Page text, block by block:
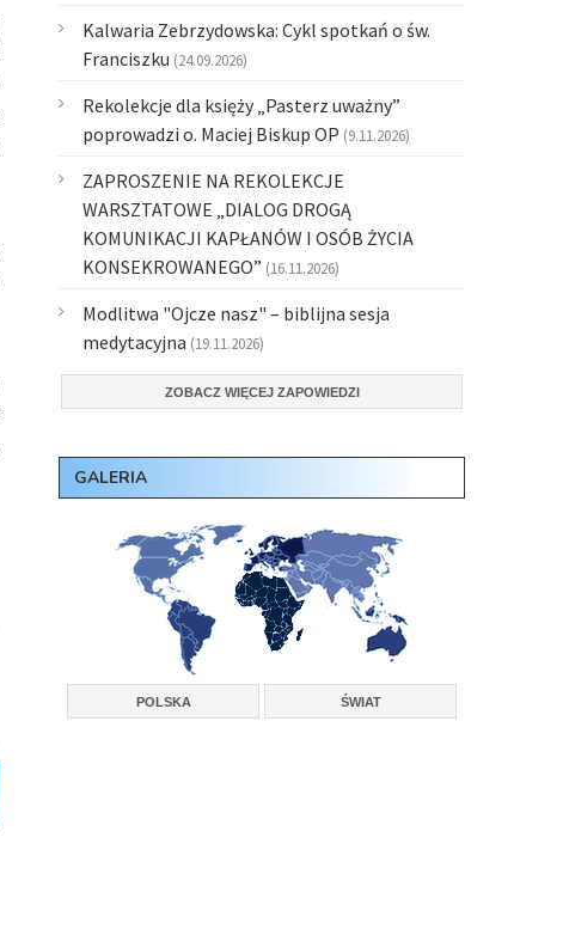
Kalwaria Zebrzydowska: Cykl spotkań o św.
Franciszku (24.09.2026)
Rekolekcje dla księży „Pasterz uważny”
poprowadzi o. Maciej Biskup OP (9.11.2026)
ZAPROSZENIE NA REKOLEKCJE
WARSZTATOWE „DIALOG DROGĄ
KOMUNIKACJI KAPŁANÓW I OSÓB ŻYCIA
KONSEKROWANEGO” (16.11.2026)
Modlitwa "Ojcze nasz" – biblijna sesja
medytacyjna (19.11.2026)
ZOBACZ WIĘCEJ ZAPOWIEDZI
GALERIA
POLSKA ŚWIAT